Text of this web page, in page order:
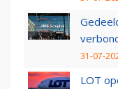
31-07-
LOT